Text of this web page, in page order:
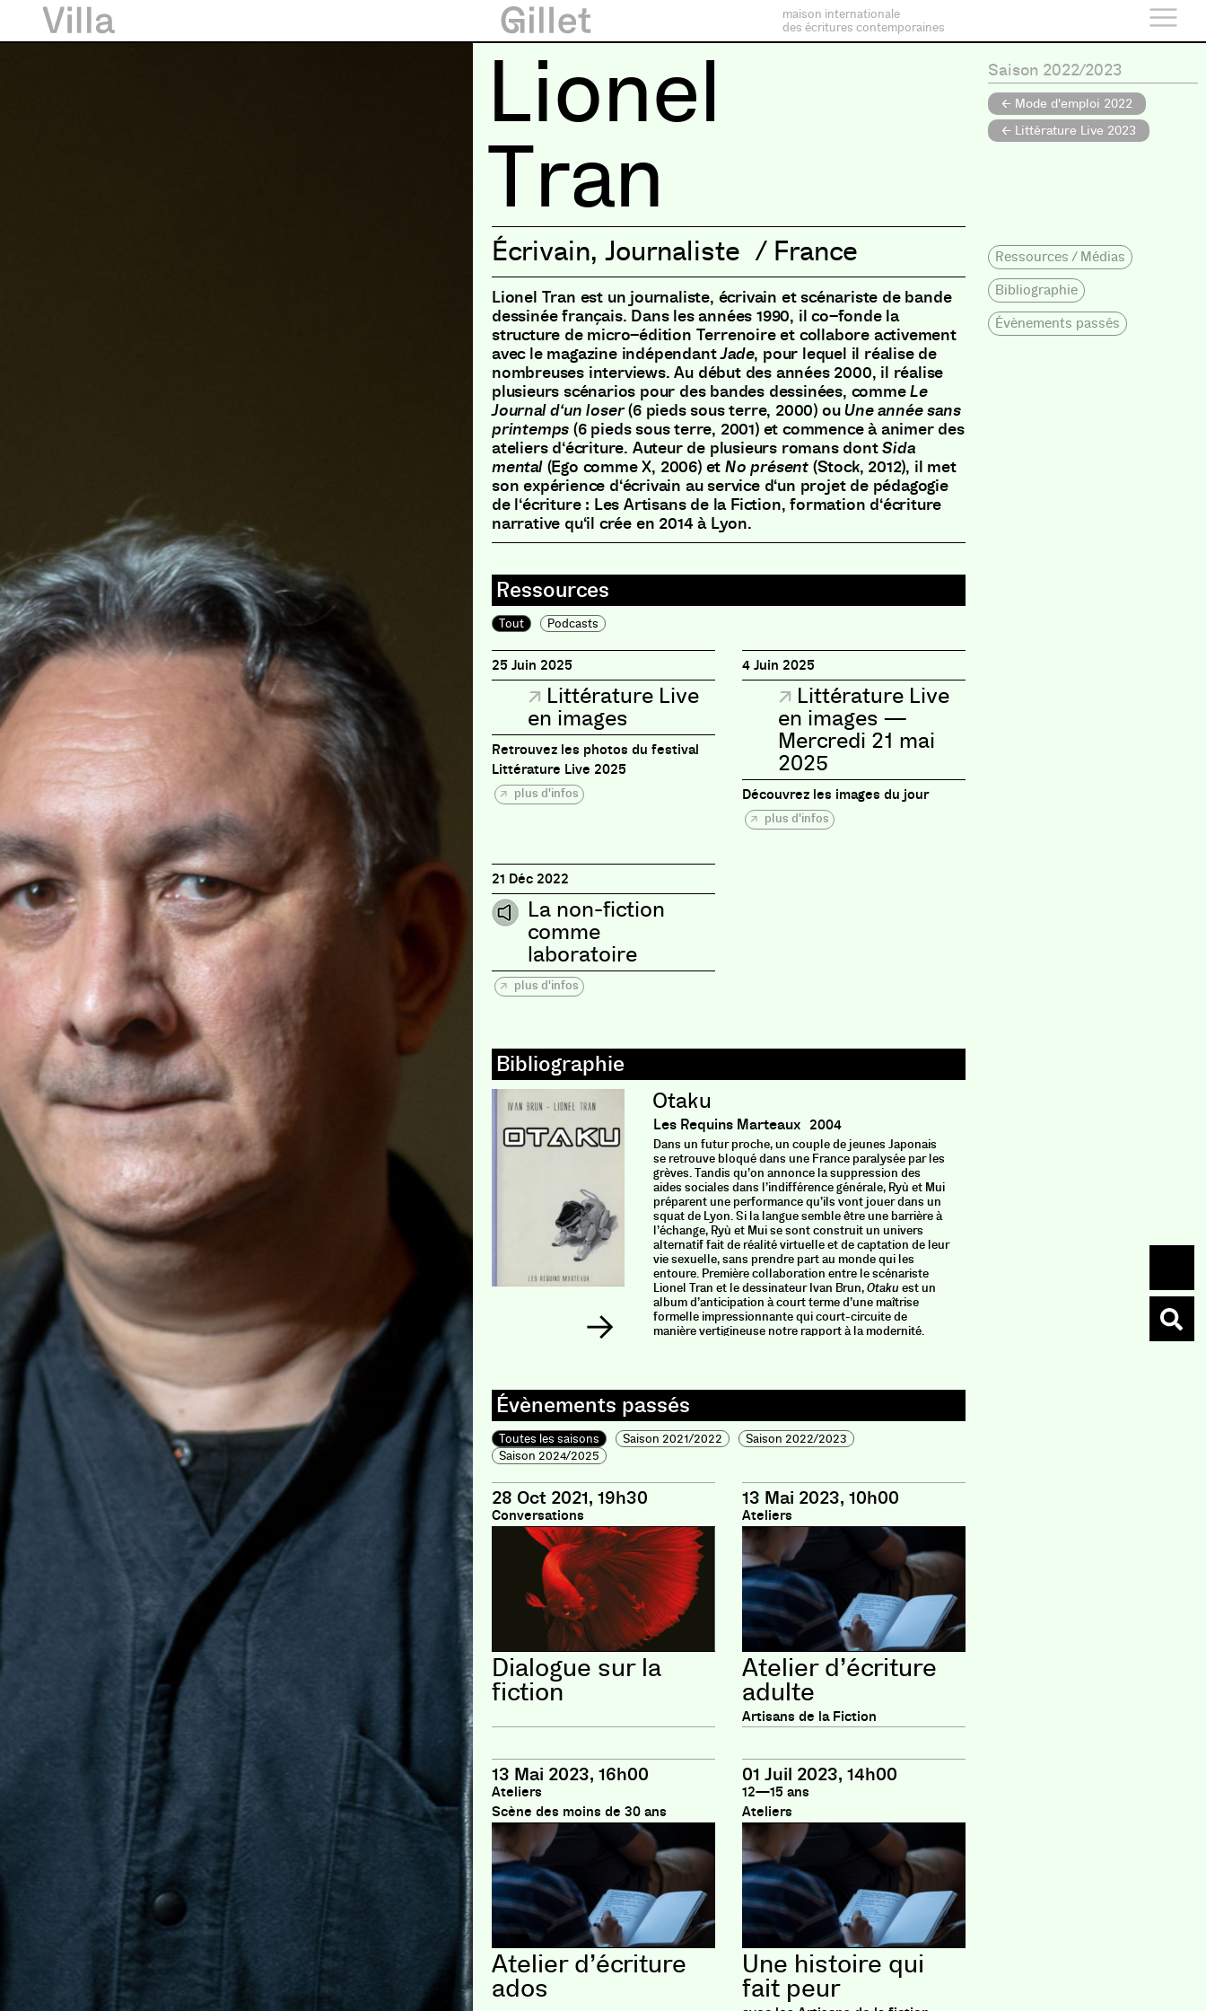
maison internationale
des écritures contemporaines
Lionel
Tran
Écrivain, Journaliste / France
Lionel Tran est un journaliste, écrivain et scénariste de bande
dessinée français. Dans les années 1990, il co–fonde la
structure de micro–édition Terrenoire et collabore activement
avec le magazine indépendantJade, pour lequel il réalise de
nombreuses interviews. Au début des années 2000, il réalise
plusieurs scénarios pour des bandes dessinées, commeLe
Journal d‘un loser (6 pieds sous terre, 2000) ouUne année sans
printemps (6 pieds sous terre, 2001)et commence à animer des
ateliers d‘écriture. Auteur de plusieurs romans dontSida
mental (Ego comme X, 2006)etNo présent (Stock, 2012), il met
son expérience d‘écrivain au service d‘un projet de pédagogie
de l‘écriture : Les Artisans de la Fiction, formation d‘écriture
narrative qu‘il crée en 2014 à Lyon.
Tout Podcasts
25 Juin 2025
Littérature Live
en images
Retrouvez les photos du festival
Littérature Live 2025
plus d'infos
4 Juin 2025
Littérature Live
en images —
Mercredi 21 mai
2025
Découvrez les images du jour
plus d'infos
21 Déc 2022
La non-fiction
comme
laboratoire
plus d'infos
Otaku
Les Requins Marteaux 2004
Dans un futur proche, un couple de jeunes Japonais
se retrouve bloqué dans une France paralysée par les
grèves. Tandis qu’on annonce la suppression des
aides sociales dans l’indifférence générale, Ryù et Mui
préparent une performance qu’ils vont jouer dans un
squat de Lyon. Si la langue semble être une barrière à
l’échange, Ryù et Mui se sont construit un univers
alternatif fait de réalité virtuelle et de captation de leur
vie sexuelle, sans prendre part au monde qui les
entoure. Première collaboration entre le scénariste
Lionel Tran et le dessinateur Ivan Brun,Otakuest un
album d’anticipation à court terme d’une maîtrise
formelle impressionnante qui court-circuite de
manière vertigineuse notre rapport à la modernité.
sa mise
Toutes les saisons Saison 2021/2022
Saison 2022/2023
Saison 2024/2025
28 Oct 2021, 19h30
Conversations
Dialogue sur la
fiction
13 Mai 2023, 10h00
Ateliers
Atelier d’écriture
adulte
Artisans de la Fiction
13 Mai 2023, 16h00
Ateliers
Scène des moins de 30 ans
Atelier d’écriture
ados
01 Juil 2023, 14h00
12—15 ans
Ateliers
Une histoire qui
fait peur
Saison 2022/2023
← Mode d'emploi 2022
← Littérature Live 2023
Ressources / Médias
Bibliographie
Évènements passés